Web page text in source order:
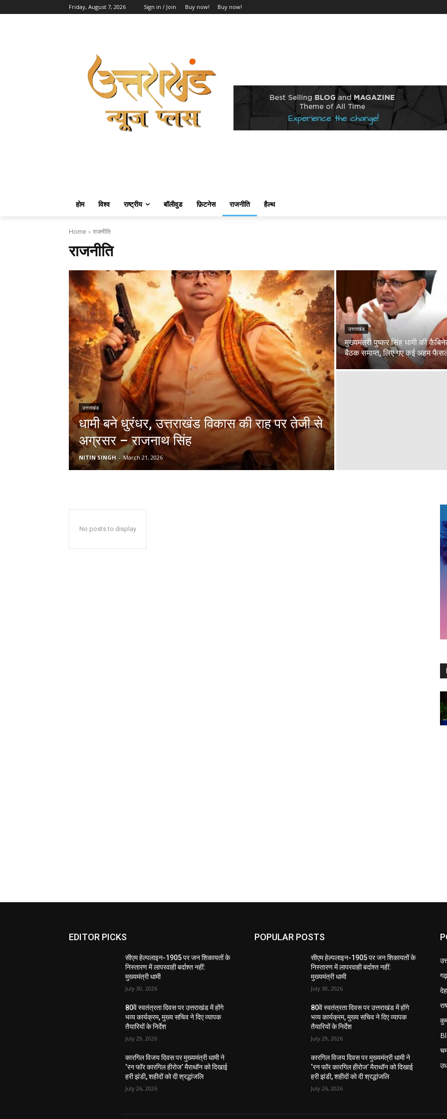
Friday, August 7, 2026 Sign in / Join Buy now! Buy now!
होम विश्व राष्ट्रीय बॉलीवुड फ़िटनेस राजनीति हैल्थ
Home राजनीति
राजनीति
उत्तराखंड
धामी बने धुरंधर, उत्तराखंड विकास की राह पर तेजी से
अग्रसर – राजनाथ सिंह
NITIN SINGH - March 21, 2026
उत्तराखंड
मुख्यमंत्री पुष्कर सिंह धामी की
बैठक समाप्त, लिए गए कई अहम
No posts to display
EDITOR PICKS
सीएम हेल्पलाइन-1905 पर जन शिकायतों के
निस्तारण में लापरवाही बर्दाश्त नहीं:
मुख्यमंत्री धामी
July 30, 2026
80वें स्वतंत्रता दिवस पर उत्तराखंड में होंगे
भव्य कार्यक्रम, मुख्य सचिव ने दिए व्यापक
तैयारियों के निर्देश
July 29, 2026
कारगिल विजय दिवस पर मुख्यमंत्री धामी ने
‘रन फॉर कारगिल हीरोज’ मैराथॉन को दिखाई
हरी झंडी, शहीदों को दी श्रद्धांजलि
July 26, 2026
POPULAR POSTS
सीएम हेल्पलाइन-1905 पर जन शिकायतों के
निस्तारण में लापरवाही बर्दाश्त नहीं:
मुख्यमंत्री धामी
July 30, 2026
80वें स्वतंत्रता दिवस पर उत्तराखंड में होंगे
भव्य कार्यक्रम, मुख्य सचिव ने दिए व्यापक
तैयारियों के निर्देश
July 29, 2026
कारगिल विजय दिवस पर मुख्यमंत्री धामी ने
‘रन फॉर कारगिल हीरोज’ मैराथॉन को दिखाई
हरी झंडी, शहीदों को दी श्रद्धांजलि
July 26, 2026